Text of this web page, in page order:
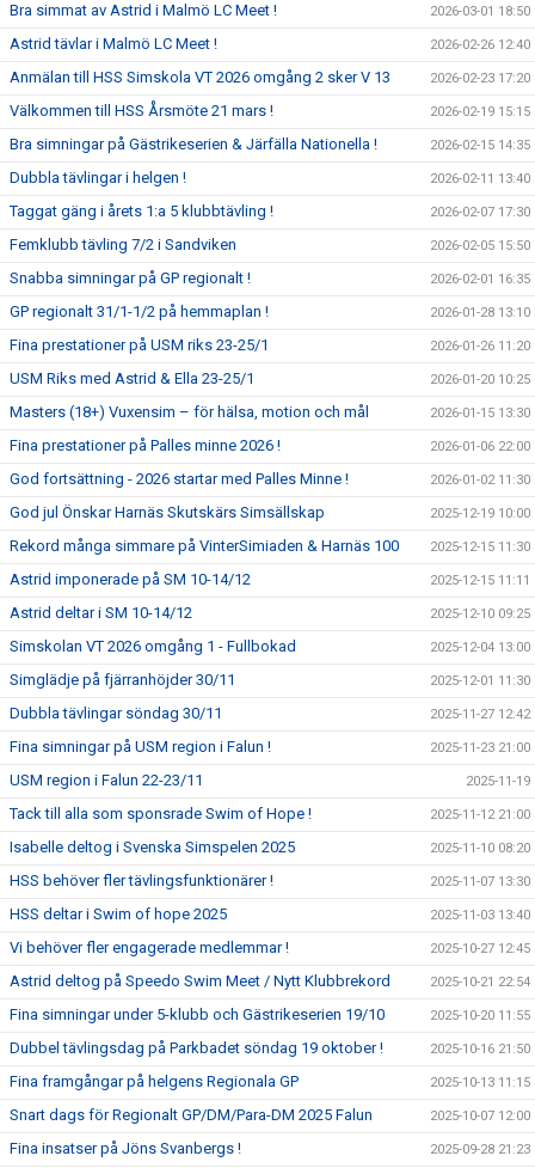
Bra simmat av Astrid i Malmö LC Meet ! 2026-03-01 18:50
Astrid tävlar i Malmö LC Meet ! 2026-02-26 12:40
Anmälan till HSS Simskola VT 2026 omgång 2 sker V 13 2026-02-23 17:20
Välkommen till HSS Årsmöte 21 mars ! 2026-02-19 15:15
Bra simningar på Gästrikeserien & Järfälla Nationella ! 2026-02-15 14:35
Dubbla tävlingar i helgen ! 2026-02-11 13:40
Taggat gäng i årets 1:a 5 klubbtävling ! 2026-02-07 17:30
Femklubb tävling 7/2 i Sandviken 2026-02-05 15:50
Snabba simningar på GP regionalt ! 2026-02-01 16:35
GP regionalt 31/1-1/2 på hemmaplan ! 2026-01-28 13:10
Fina prestationer på USM riks 23-25/1 2026-01-26 11:20
USM Riks med Astrid & Ella 23-25/1 2026-01-20 10:25
Masters (18+) Vuxensim – för hälsa, motion och mål 2026-01-15 13:30
Fina prestationer på Palles minne 2026 ! 2026-01-06 22:00
God fortsättning - 2026 startar med Palles Minne ! 2026-01-02 11:30
God jul Önskar Harnäs Skutskärs Simsällskap 2025-12-19 10:00
Rekord många simmare på VinterSimiaden & Harnäs 100 2025-12-15 11:30
Astrid imponerade på SM 10-14/12 2025-12-15 11:11
Astrid deltar i SM 10-14/12 2025-12-10 09:25
Simskolan VT 2026 omgång 1 - Fullbokad 2025-12-04 13:00
Simglädje på fjärranhöjder 30/11 2025-12-01 11:30
Dubbla tävlingar söndag 30/11 2025-11-27 12:42
Fina simningar på USM region i Falun ! 2025-11-23 21:00
USM region i Falun 22-23/11 2025-11-19
Tack till alla som sponsrade Swim of Hope ! 2025-11-12 21:00
Isabelle deltog i Svenska Simspelen 2025 2025-11-10 08:20
HSS behöver fler tävlingsfunktionärer ! 2025-11-07 13:30
HSS deltar i Swim of hope 2025 2025-11-03 13:40
Vi behöver fler engagerade medlemmar ! 2025-10-27 12:45
Astrid deltog på Speedo Swim Meet / Nytt Klubbrekord 2025-10-21 22:54
Fina simningar under 5-klubb och Gästrikeserien 19/10 2025-10-20 11:55
Dubbel tävlingsdag på Parkbadet söndag 19 oktober ! 2025-10-16 21:50
Fina framgångar på helgens Regionala GP 2025-10-13 11:15
Snart dags för Regionalt GP/DM/Para-DM 2025 Falun 2025-10-07 12:00
Fina insatser på Jöns Svanbergs ! 2025-09-28 21:23